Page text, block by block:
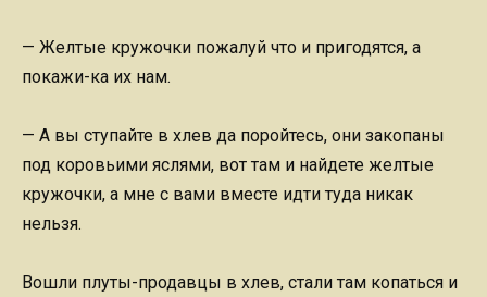
— Желтые кружочки пожалуй что и пригодятся, а
покажи-ка их нам.
— А вы ступайте в хлев да поройтесь, они закопаны
под коровьими яслями, вот там и найдете желтые
кружочки, а мне с вами вместе идти туда никак
нельзя.
Вошли плуты-продавцы в хлев, стали там копаться и